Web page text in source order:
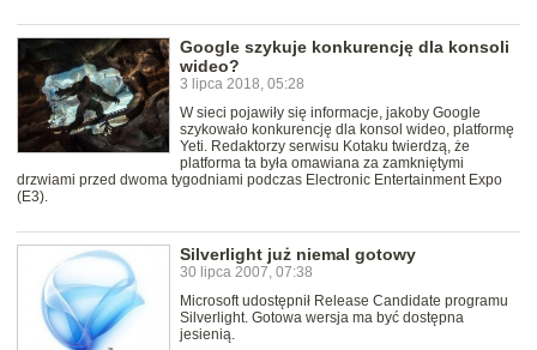
Google szykuje konkurencję dla konsoli
wideo?
3 lipca 2018, 05:28
W sieci pojawiły się informacje, jakoby Google
szykowało konkurencję dla konsol wideo, platformę
Yeti. Redaktorzy serwisu Kotaku twierdzą, że
platforma ta była omawiana za zamkniętymi
drzwiami przed dwoma tygodniami podczas Electronic Entertainment Expo
(E3).
Silverlight już niemal gotowy
30 lipca 2007, 07:38
Microsoft udostępnił Release Candidate programu
Silverlight. Gotowa wersja ma być dostępna
jesienią.